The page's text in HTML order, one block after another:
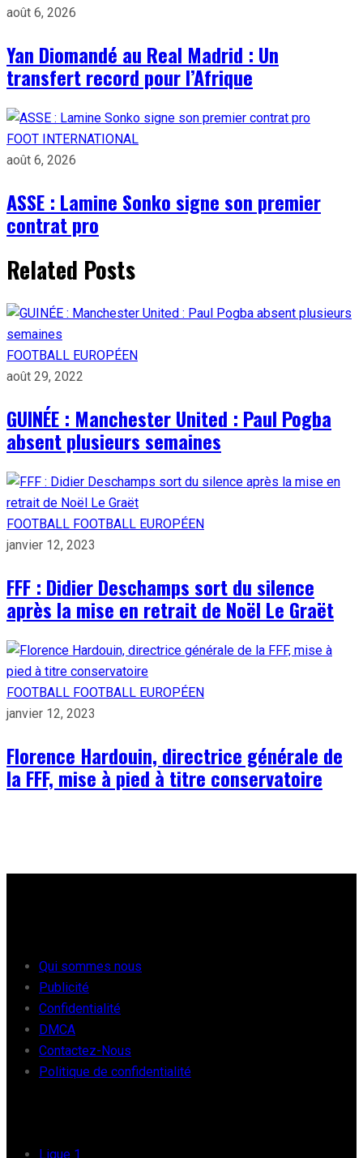
août 6, 2026
Yan Diomandé au Real Madrid : Un
transfert record pour l’Afrique
FOOT INTERNATIONAL
août 6, 2026
ASSE : Lamine Sonko signe son premier
contrat pro
Related Posts
FOOTBALL EUROPÉEN
août 29, 2022
GUINÉE : Manchester United : Paul Pogba
absent plusieurs semaines
FOOTBALL FOOTBALL EUROPÉEN
janvier 12, 2023
FFF : Didier Deschamps sort du silence
après la mise en retrait de Noël Le Graët
FOOTBALL FOOTBALL EUROPÉEN
janvier 12, 2023
Florence Hardouin, directrice générale de
la FFF, mise à pied à titre conservatoire
Qui sommes nous
Publicité
Confidentialité
DMCA
Contactez-Nous
Politique de confidentialité
Ligue 1